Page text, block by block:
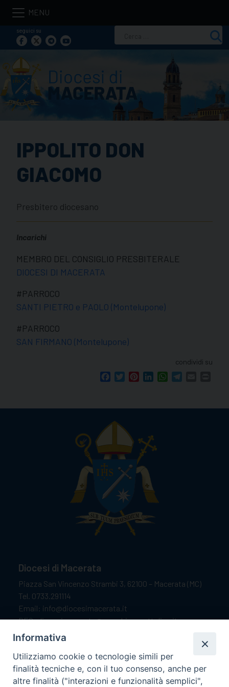
Skip
contentseguici su
per:
IPPOLITO DON
GIACOMO
Presbitero diocesano
Incarichi
MEMBRO DEL CONSIGLIO PRESBITERALE
DIOCESI DI MACERATA
#PARROCO
SANTI PIETRO e PAOLO (Montelupone)
#PARROCO
SAN FIRMANO (Montelupone)
condividi su
FacebookTwitterPinterestLinkedInWhatsApp
Diocesi di Macerata
Piazza San Vincenzo Strambi 3, 62100 – Macerata (MC)
Tel. 0733.291114
Email: info@diocesimacerata.it
PEC: diocesimacerata@pec.chiesacattolica.it
Comunicazioni urgenti WhatsApp:
Orari di apertura
Informativa
Utilizziamo cookie o tecnologie simili per
finalità tecniche e, con il tuo consenso, anche per
altre finalità ("interazioni e funzionalità semplici",